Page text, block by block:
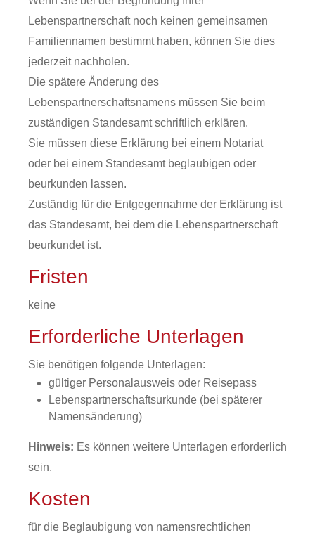
Lebenspartnerschaft noch keinen gemeinsamen
Familiennamen bestimmt haben, können Sie dies
jederzeit nachholen.
Die spätere Änderung des
Lebenspartnerschaftsnamens müssen Sie beim
zuständigen Standesamt schriftlich erklären.
Sie müssen diese Erklärung bei einem Notariat
oder bei einem Standesamt beglaubigen oder
beurkunden lassen.
Zuständig für die Entgegennahme der Erklärung ist
das Standesamt, bei dem die Lebenspartnerschaft
beurkundet ist.
Fristen
keine
Erforderliche Unterlagen
Sie benötigen folgende Unterlagen:
gültiger Personalausweis oder Reisepass
Lebenspartnerschaftsurkunde (bei späterer
Namensänderung)
Hinweis: Es können weitere Unterlagen erforderlich
sein.
Kosten
für die Beglaubigung von namensrechtlichen